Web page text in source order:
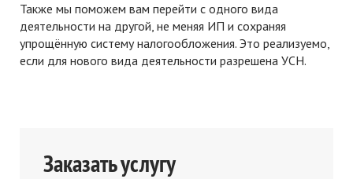
Также мы поможем вам перейти с одного вида
деятельности на другой, не меняя ИП и сохраняя
упрощённую систему налогообложения. Это реализуемо,
если для нового вида деятельности разрешена УСН.
Заказать услугу